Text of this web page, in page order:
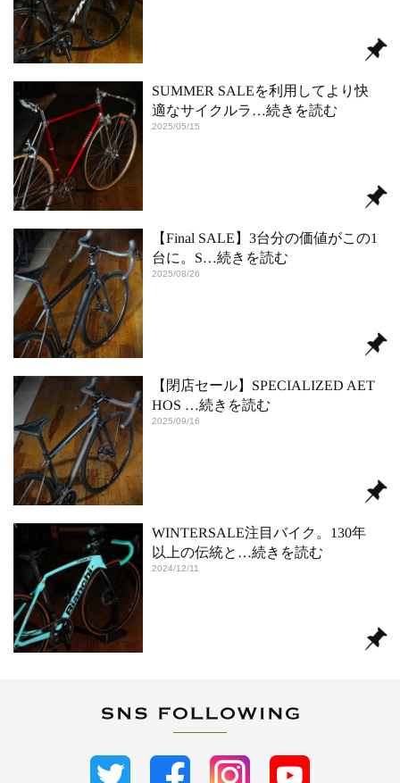
SUMMER SALEを利用してより快
適なサイクルラ …続きを読む
2025/05/15
【Final SALE】3台分の価値がこの1
台に。S…続きを読む
2025/08/26
【閉店セール】SPECIALIZED AET
HOS …続きを読む
2025/09/16
WINTERSALE注目バイク。130年
以上の伝統と …続きを読む
2024/12/11